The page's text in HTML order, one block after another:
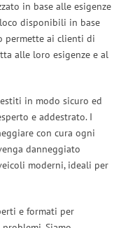
in base alle esigenze
disponibili in base
permette ai clienti di
alle loro esigenze e al
in modo sicuro ed
e addestrato. I
con cura ogni
danneggiato
moderni, ideali per
e formati per